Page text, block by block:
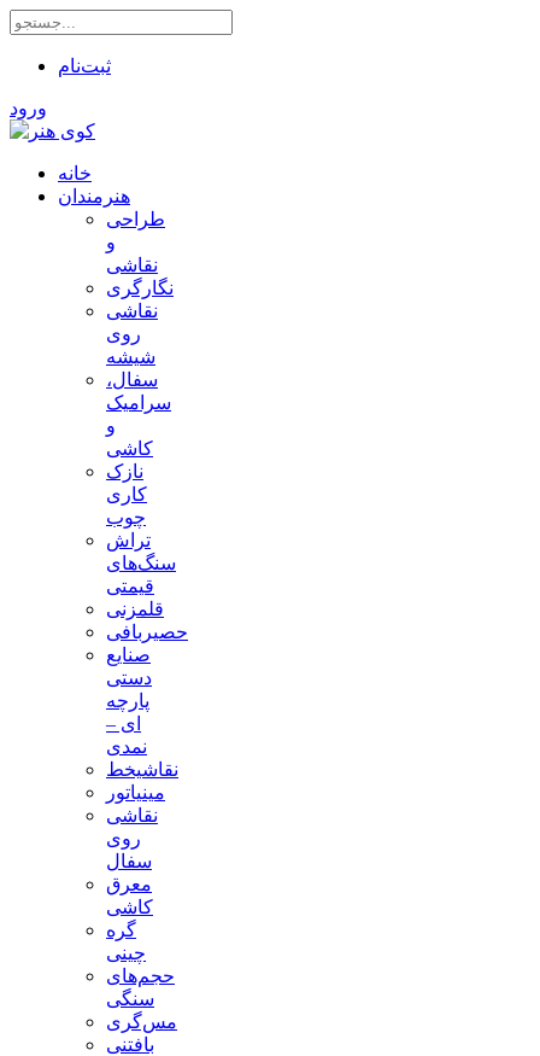
ثبت‌نام
ورود
خانه
هنرمندان
طراحی
و
نقاشی
نگارگری
نقاشی
روی
شیشه
سفال،
سرامیک
و
کاشی
نازک
کاری
چوب
تراش
سنگ‌های
قیمتی
قلمزنی
حصیربافی
صنایع
دستی
پارچه
ای –
نمدی
نقاشیخط
مینیاتور
نقاشی
روی
سفال
معرق
کاشی
گره
چینی
حجم‌های
سنگی
مس‌گری
بافتنی‌